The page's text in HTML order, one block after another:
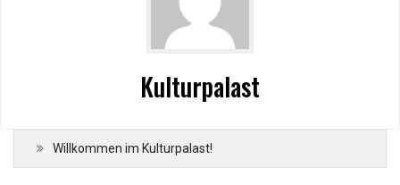
Kulturpalast
Willkommen im Kulturpalast!